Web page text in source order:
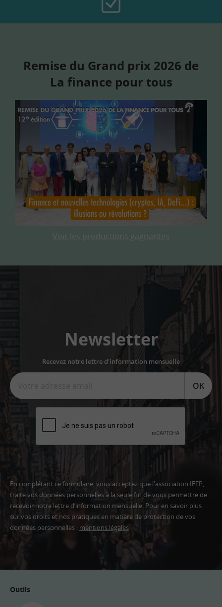
Remise du Grand prix 2026 de
La finance pour tous
Voir les productions gagnantes
Newsletter
Recevez notre lettre d'information mensuelle
OK
En complétant ce formulaire, vous acceptez que l'association IEFP,
traite vos données personnelles à la seule fin de vous permettre de
recevoir notre lettre d’information mensuelle. Pour en savoir plus
sur vos droits et nos pratiques en matière de protection de vos
données personnelles : mentions légales
Adresse
Outils